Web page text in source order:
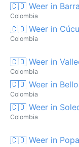
🇨🇴 Weer in
Colombia
🇨🇴 Weer in
Colombia
🇨🇴 Weer in
Colombia
🇨🇴 Weer in Bello
Colombia
🇨🇴 Weer in
Colombia
🇨🇴 Weer in